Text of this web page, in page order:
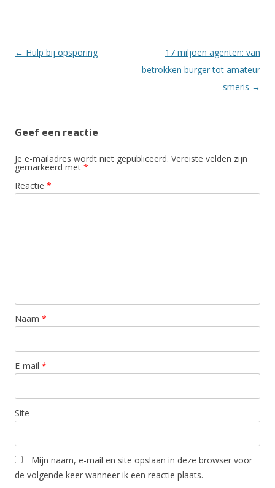
Berichtnavigatie
← Hulp bij opsporing
17 miljoen agenten: van
betrokken burger tot amateur
smeris →
Geef een reactie
Je e-mailadres wordt niet gepubliceerd. Vereiste velden zijn
gemarkeerd met *
Reactie *
Naam *
E-mail *
Site
Mijn naam, e-mail en site opslaan in deze browser voor
de volgende keer wanneer ik een reactie plaats.